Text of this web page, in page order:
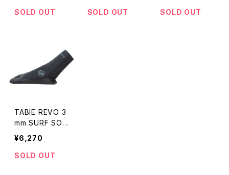
SOLD OUT
SOLD OUT
SOLD OUT
TABIE REVO 3
mm SURF SOC
KS
¥6,270
SOLD OUT